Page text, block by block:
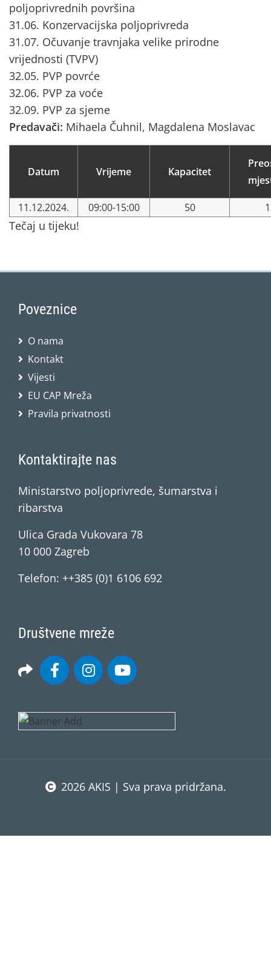
poljoprivrednih površina
31.06. Konzervacijska poljoprivreda
31.07. Očuvanje travnjaka velike prirodne
vrijednosti (TVPV)
32.05. PVP povrće
32.06. PVP za voće
32.09. PVP za sjeme
Predavači: Mihaela Čuhnil, Magdalena Moslavac
Datum Vrijeme Kapacitet
11.12.2024. 09:00-15:00 50
Tečaj u tijeku!
Poveznice
O nama
Kontakt
Vijesti
EU CAP Mreža
Pravila privatnosti
Kontaktirajte nas
Ministarstvo poljoprivrede, šumarstva i
ribarstva
Ulica Grada Vukovara 78
10 000 Zagreb
Telefon: ++385 (0)1 6106 692
Društvene mreže
2026 AKIS | Sva prava pridržana.